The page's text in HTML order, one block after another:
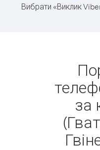
Вибрати «Виклик
за